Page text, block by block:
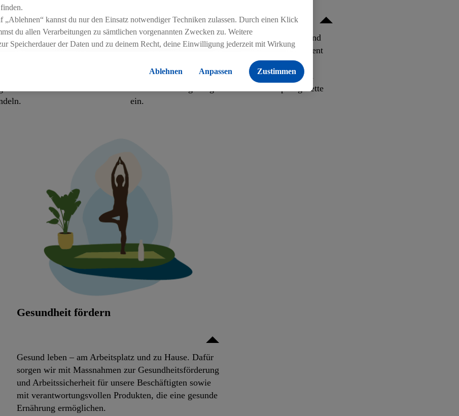
sowie
wir im ständigen
Dialog und
wir das Bewusstsein für
zu
Schutz der Menschenrechte, Chancengleichheit und
faire Arbeitsbedingungen: Mit unserem Engagement
für die Menschen fördern wir ein respektvolles
Miteinander und setzen uns für Gerechtigkeit und
Tierwohl entlang der gesamten Wertschöpfungskette
ein.
Gesundheit fördern
Gesund leben – am Arbeitsplatz und zu Hause. Dafür
sorgen wir mit Massnahmen zur Gesundheitsförderung
und Arbeitssicherheit für unsere Beschäftigten sowie
mit verantwortungsvollen Produkten, die eine gesunde
Ernährung ermöglichen.
kannst du nur den Einsatz notwendiger Techniken zulassen. Durch einen Klick
du allen Verarbeitungen zu sämtlichen vorgenannten Zwecken zu. Weitere
Speicherdauer der Daten und zu deinem Recht, deine Einwilligung jederzeit mit Wirkung
Ablehnen
Anpassen Zustimmen